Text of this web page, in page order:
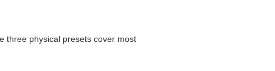
three physical presets cover most